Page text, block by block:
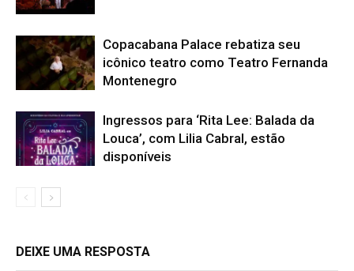
Copacabana Palace rebatiza seu
icônico teatro como Teatro Fernanda
Montenegro
Ingressos para ‘Rita Lee: Balada da
Louca’, com Lilia Cabral, estão
disponíveis
DEIXE UMA RESPOSTA